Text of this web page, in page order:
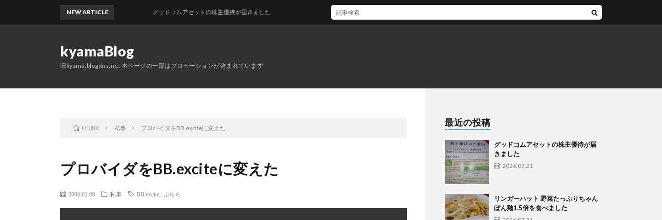
kyamaBlog
旧kyama.blogdns.net 本ページの一部はプロモーションが含まれています
NEW ARTICLE グッドコムアセットの株主優待が届きました
HOME 私事 プロバイダをBB.exciteに変えた
プロバイダをBB.exciteに変えた
2006.02.09 私事 BB.excite ぷらら
最近の投稿
グッドコムアセットの株主優待が届
きました
2026.07.21
リンガーハット 野菜たっぷりちゃん
ぽん麺1.5倍を食べました